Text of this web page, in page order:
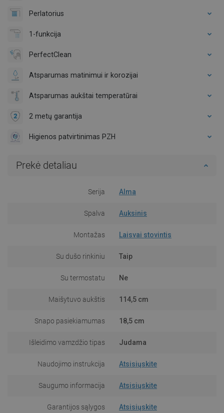
Perlatorius
1-funkcija
PerfectClean
Atsparumas matinimui ir korozijai
Atsparumas aukštai temperatūrai
2 metų garantija
Higienos patvirtinimas PZH
Prekė detaliau
Serija Alma
Spalva Auksinis
Montažas Laisvai stovintis
Su dušo rinkiniu Taip
Su termostatu Ne
Maišytuvo aukštis 114,5 cm
Snapo pasiekiamumas 18,5 cm
Išleidimo vamzdžio tipas Judama
Naudojimo instrukcija Atsisiųskite
Saugumo informacija Atsisiųskite
Garantijos sąlygos Atsisiųskite